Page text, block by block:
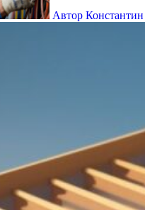
Автор Константин